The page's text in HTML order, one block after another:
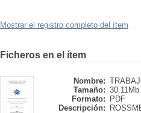
Mostrar el registro completo del ítem
Ficheros en el ítem
Nombre:
Tamaño: 30.11Mb
Formato:
PDF
Descripción: